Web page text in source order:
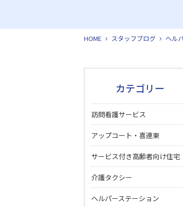
HOME スタッフブログ ヘル
カテゴリー
訪問看護サービス
アップコート・喜連東
サービス付き高齢者向け住宅
介護タクシー
ヘルパーステーション